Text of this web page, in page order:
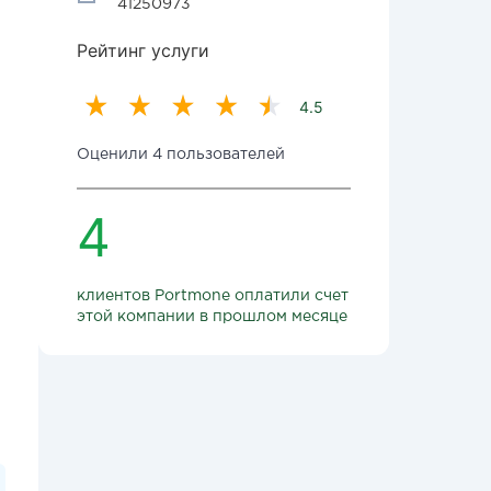
41250973
Рейтинг услуги
4.5
Оценили 4 пользователей
4
клиентов Portmone оплатили счет
этой компании в прошлом месяце